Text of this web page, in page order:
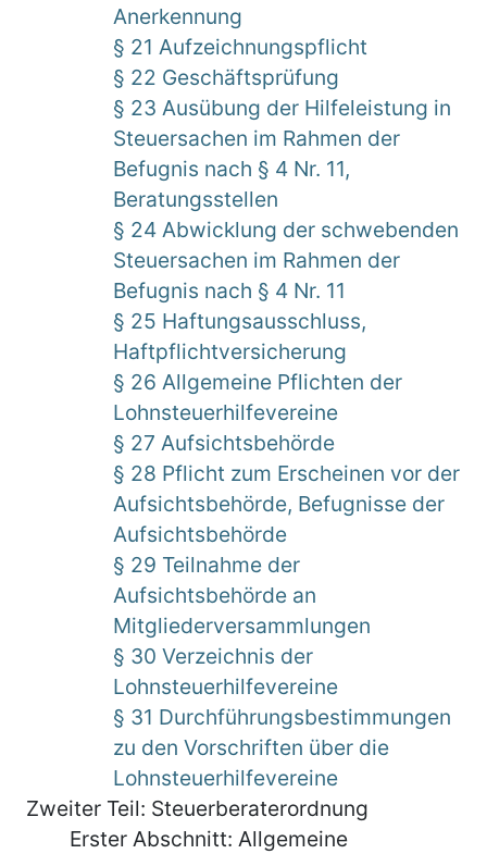
Anerkennung
§ 21 Aufzeichnungspflicht
§ 22 Geschäftsprüfung
§ 23 Ausübung der Hilfeleistung in
Steuersachen im Rahmen der
Befugnis nach § 4 Nr. 11,
Beratungsstellen
§ 24 Abwicklung der schwebenden
Steuersachen im Rahmen der
Befugnis nach § 4 Nr. 11
§ 25 Haftungsausschluss,
Haftpflichtversicherung
§ 26 Allgemeine Pflichten der
Lohnsteuerhilfevereine
§ 27 Aufsichtsbehörde
§ 28 Pflicht zum Erscheinen vor der
Aufsichtsbehörde, Befugnisse der
Aufsichtsbehörde
§ 29 Teilnahme der
Aufsichtsbehörde an
Mitgliederversammlungen
§ 30 Verzeichnis der
Lohnsteuerhilfevereine
§ 31 Durchführungsbestimmungen
zu den Vorschriften über die
Lohnsteuerhilfevereine
Zweiter Teil: Steuerberaterordnung
Erster Abschnitt: Allgemeine